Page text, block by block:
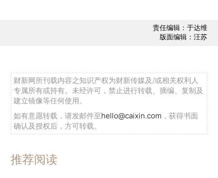
责任编辑：于达维
版面编辑：汪苏
财新网所刊载内容之知识产权为财新传媒及/或相关权利人
专属所有或持有。未经许可，禁止进行转载、摘编、复制及
建立镜像等任何使用。
如有意愿转载，请发邮件至hello@caixin.com ，获得书面
确认及授权后，方可转载。
推荐阅读